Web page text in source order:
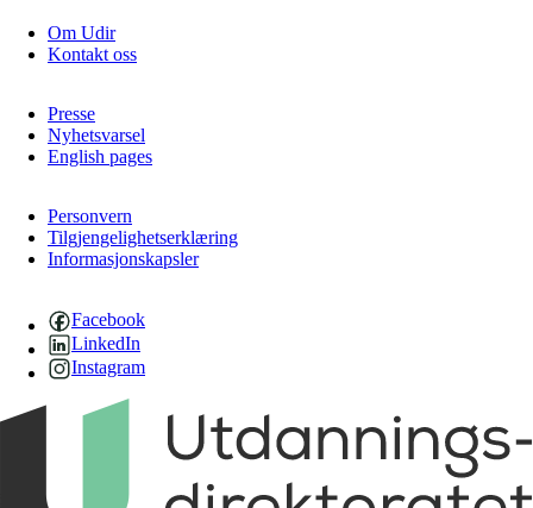
Om Udir
Kontakt oss
Presse
Nyhetsvarsel
English pages
Personvern
Tilgjengelighetserklæring
Informasjonskapsler
Facebook
LinkedIn
Instagram